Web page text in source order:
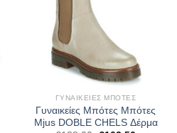
ΓΥΝΑΙΚΕΊΕΣ ΜΠΌΤΕΣ
Γυναικείες Μπότες Μπότες
Mjus DOBLE CHELS Δέρμα